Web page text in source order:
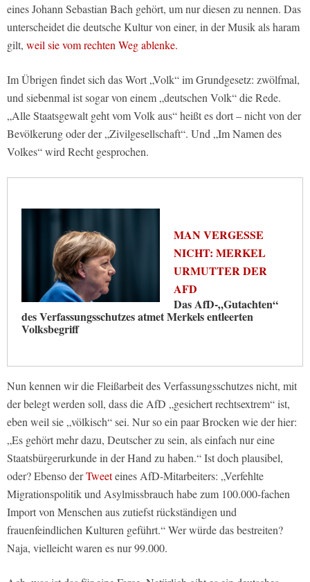
eines Johann Sebastian Bach gehört, um nur diesen zu nennen. Das
unterscheidet die deutsche Kultur von einer, in der Musik als haram
gilt, weil sie vom rechten Weg ablenke.
Im Übrigen findet sich das Wort „Volk“ im Grundgesetz: zwölfmal,
und siebenmal ist sogar von einem „deutschen Volk“ die Rede.
„Alle Staatsgewalt geht vom Volk aus“ heißt es dort – nicht von der
Bevölkerung oder der „Zivilgesellschaft“. Und „Im Namen des
Volkes“ wird Recht gesprochen.
MAN VERGESSE
NICHT: MERKEL
URMUTTER DER
AFD
Das AfD-„Gutachten“
des Verfassungsschutzes atmet Merkels entleerten
Volksbegriff
Nun kennen wir die Fleißarbeit des Verfassungsschutzes nicht, mit
der belegt werden soll, dass die AfD „gesichert rechtsextrem“ ist,
eben weil sie „völkisch“ sei. Nur so ein paar Brocken wie der hier:
„Es gehört mehr dazu, Deutscher zu sein, als einfach nur eine
Staatsbürgerurkunde in der Hand zu haben.“ Ist doch plausibel,
oder? Ebenso derTweeteines AfD-Mitarbeiters: „Verfehlte
Migrationspolitik und Asylmissbrauch habe zum 100.000-fachen
Import von Menschen aus zutiefst rückständigen und
frauenfeindlichen Kulturen geführt.“ Wer würde das bestreiten?
Naja, vielleicht waren es nur 99.000.